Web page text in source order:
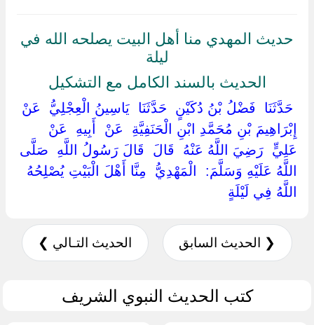
حديث المهدي منا أهل البيت يصلحه الله في
ليلة
الحديث بالسند الكامل مع التشكيل
‏ ‏حَدَّثَنَا ‏ ‏فَضْلُ بْنُ دُكَيْنٍ ‏ ‏حَدَّثَنَا ‏ ‏يَاسِينُ الْعِجْلِيُّ ‏ ‏عَنْ ‏
‏إِبْرَاهِيمَ بْنِ مُحَمَّدِ ابْنِ الْحَنَفِيَّةِ ‏ ‏عَنْ ‏ ‏أَبِيهِ ‏ ‏عَنْ ‏
‏عَلِيٍّ ‏ ‏رَضِيَ اللَّهُ عَنْهُ ‏ ‏قَالَ ‏ ‏قَالَ رَسُولُ اللَّهِ ‏ ‏صَلَّى
اللَّهُ عَلَيْهِ وَسَلَّمَ: ‏ ‏الْمَهْدِيُّ ‏ ‏مِنَّا أَهْلَ الْبَيْتِ يُصْلِحُهُ
اللَّهُ فِي لَيْلَةٍ ‏
❮ الحديث السابق الحديث التـالي ❯
كتب الحديث النبوي الشريف